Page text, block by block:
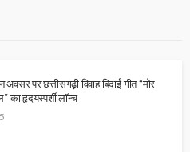
अवसर पर छत्तीसगढ़ी विवाह बिदाई गीत “मोर
का हृदयस्पर्शी लॉन्च